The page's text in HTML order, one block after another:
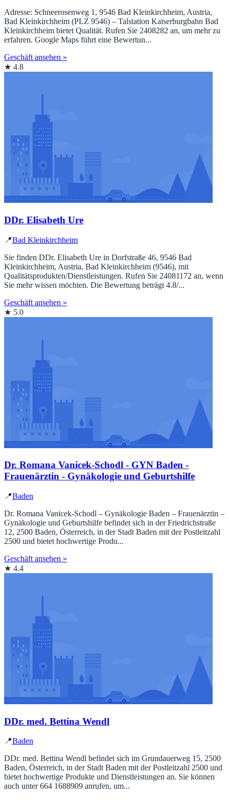
Adresse: Schneerosenweg 1, 9546 Bad Kleinkirchheim, Austria,
Bad Kleinkirchheim (PLZ 9546) – Talstation Kaiserburgbahn Bad
Kleinkirchheim bietet Qualität. Rufen Sie 2408282 an, um mehr zu
erfahren. Google Maps führt eine Bewertun...
Geschäft ansehen »
★ 4.8
DDr. Elisabeth Ure
📍Bad Kleinkirchheim
Sie finden DDr. Elisabeth Ure in Dorfstraße 46, 9546 Bad
Kleinkirchheim, Austria, Bad Kleinkirchheim (9546), mit
Qualitätsprodukten/Dienstleistungen. Rufen Sie 24081172 an, wenn
Sie mehr wissen möchten. Die Bewertung beträgt 4.8/...
Geschäft ansehen »
★ 5.0
Dr. Romana Vanicek-Schodl - GYN Baden -
Frauenärztin - Gynäkologie und Geburtshilfe
📍Baden
Dr. Romana Vanicek-Schodl – Gynäkologie Baden – Frauenärztin –
Gynäkologie und Geburtshilfe befindet sich in der Friedrichstraße
12, 2500 Baden, Österreich, in der Stadt Baden mit der Postleitzahl
2500 und bietet hochwertige Produ...
Geschäft ansehen »
★ 4.4
DDr. med. Bettina Wendl
📍Baden
DDr. med. Bettina Wendl befindet sich im Grundauerweg 15, 2500
Baden, Österreich, in der Stadt Baden mit der Postleitzahl 2500 und
bietet hochwertige Produkte und Dienstleistungen an. Sie können
auch unter 664 1688909 anrufen, um...